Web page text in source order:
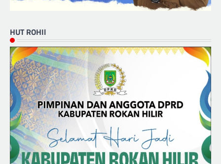
HUT ROHIl